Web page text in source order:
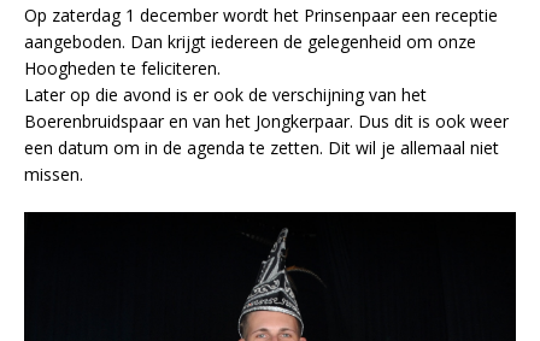
Op zaterdag 1 december wordt het Prinsenpaar een receptie
aangeboden. Dan krijgt iedereen de gelegenheid om onze
Hoogheden te feliciteren.
Later op die avond is er ook de verschijning van het
Boerenbruidspaar en van het Jongkerpaar. Dus dit is ook weer
een datum om in de agenda te zetten. Dit wil je allemaal niet
missen.